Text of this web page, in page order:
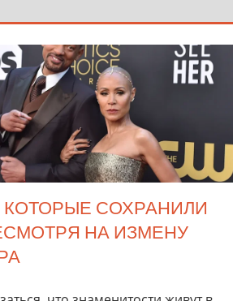
КОТОРЫЕ СОХРАНИЛИ
НА ИЗМЕНУ